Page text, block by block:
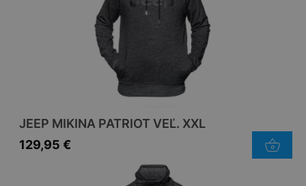
JEEP MIKINA PATRIOT VEĽ. XXL
129,95 €